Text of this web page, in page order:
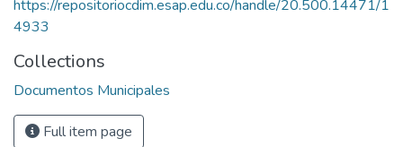
https://repositoriocdim.esap.edu.co/handle/20.500.14471/1
4933
Collections
Documentos Municipales
Full item page